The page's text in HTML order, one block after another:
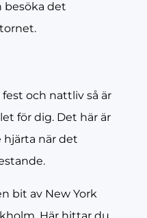
besöka det
och nattliv så är
för dig. Det här är
hjärta när det
bit av New York